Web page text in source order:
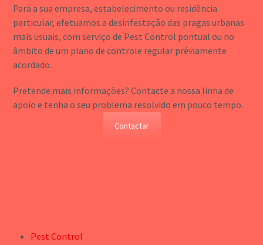
Para a sua empresa, estabelecimento ou residência
particular, efetuamos a desinfestação das pragas urbanas
mais usuais, com serviço de Pest Control pontual ou no
âmbito de um plano de controle regular préviamente
acordado.
Pretende mais informações? Contacte a nossa linha de
apoio e tenha o seu problema resolvido em pouco tempo.
Contactar
Pest Control